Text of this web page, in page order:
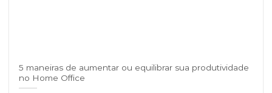
5 maneiras de aumentar ou equilibrar sua produtividade
no Home Office